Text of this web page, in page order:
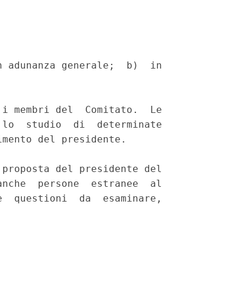
adunanza generale;  b)  in
membri del  Comitato.  Le
lo  studio  di  determinate
del presidente.
del presidente del
persone  estranee  al
questioni  da  esaminare,